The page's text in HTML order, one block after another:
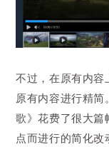
不过，在原有内容
原有内容进行精简
歌》花费了很大篇
点而进行的简化改